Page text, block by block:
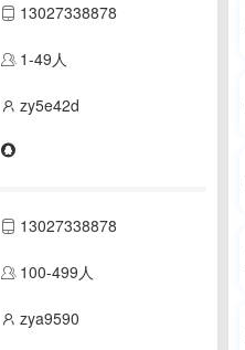
13027338878
1-49人
zy5e42d
13027338878
100-499人
zya9590